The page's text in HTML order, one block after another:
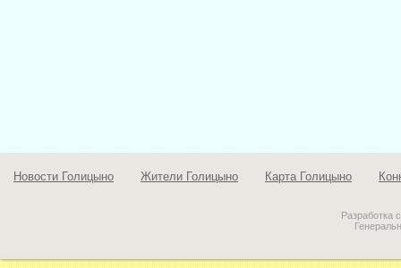
Новости Голицыно Жители Голицыно Карта Голицыно
Разработка